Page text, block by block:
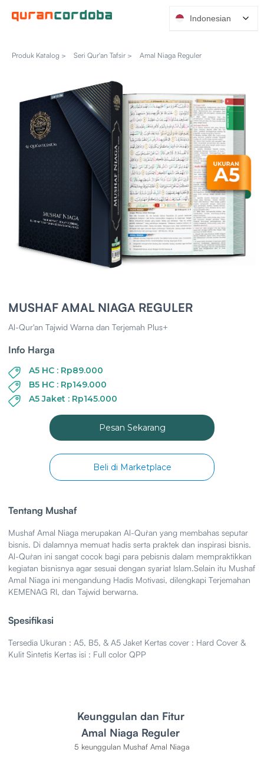
Produk Katalog > Seri Qur'an Tafsir > Amal Niaga Reguler
MUSHAF AMAL NIAGA REGULER
Al-Qur'an Tajwid Warna dan Terjemah Plus+
Info Harga
A5 HC : Rp89.000
B5 HC : Rp149.000
A5 Jaket : Rp145.000
Pesan Sekarang
Beli di Marketplace
Tentang Mushaf
Mushaf Amal Niaga merupakan Al-Qur`an yang membahas seputar
bisnis. Di dalamnya memuat hadis serta praktek dan inspirasi bisnis.
Al-Qur`an ini sangat cocok bagi para pebisnis dalam mempraktikkan
kegiatan bisnisnya agar sesuai dengan syariat Islam.Selain itu Mushaf
Amal Niaga ini mengandung Hadis Motivasi, dilengkapi Terjemahan
KEMENAG RI, dan Tajwid berwarna.
Spesifikasi
Tersedia Ukuran : A5, B5, & A5 Jaket Kertas cover : Hard Cover &
Kulit Sintetis Kertas isi : Full color QPP
Keunggulan dan Fitur
Amal Niaga Reguler
5 keunggulan Mushaf Amal Niaga
Indonesian